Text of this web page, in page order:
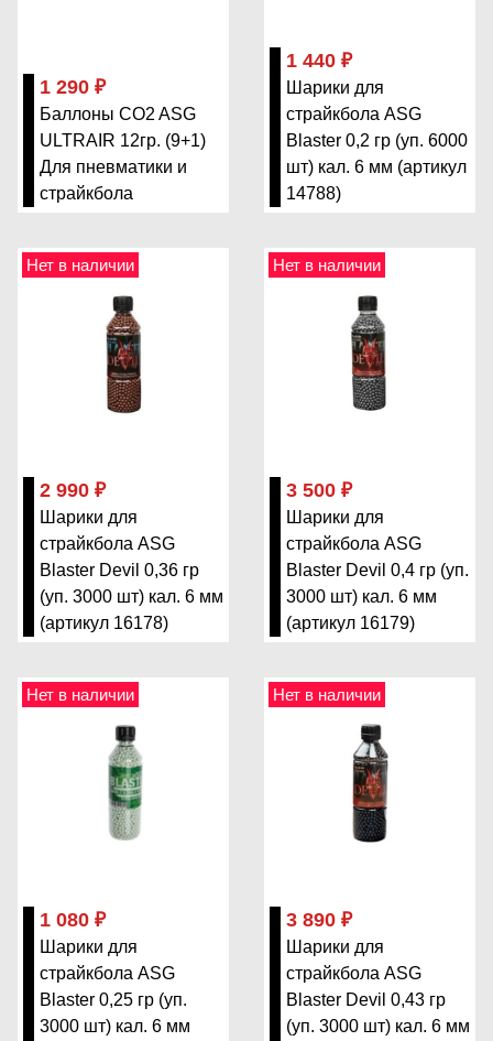
1 290 ₽
Баллоны CO2 ASG
ULTRAIR 12гр. (9+1)
Для пневматики и
страйкбола
1 440 ₽
Шарики для
страйкбола ASG
Blaster 0,2 гр (уп. 6000
шт) кал. 6 мм (артикул
14788)
Нет в наличии
2 990 ₽
Шарики для
страйкбола ASG
Blaster Devil 0,36 гр
(уп. 3000 шт) кал. 6 мм
(артикул 16178)
Нет в наличии
3 500 ₽
Шарики для
страйкбола ASG
Blaster Devil 0,4 гр (уп.
3000 шт) кал. 6 мм
(артикул 16179)
Нет в наличии
1 080 ₽
Шарики для
страйкбола ASG
Blaster 0,25 гр (уп.
3000 шт) кал. 6 мм
Нет в наличии
3 890 ₽
Шарики для
страйкбола ASG
Blaster Devil 0,43 гр
(уп. 3000 шт) кал. 6 мм